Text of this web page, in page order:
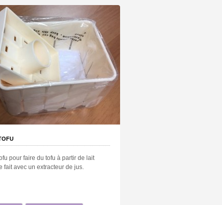
pour faire du tofu à partir de lait
fait avec un extracteur de jus.